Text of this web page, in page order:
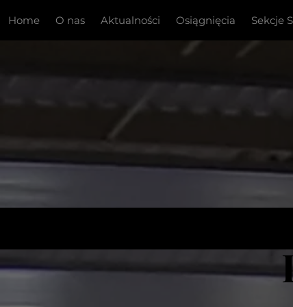
Home O nas Aktualności Osiągnięcia Sekcje